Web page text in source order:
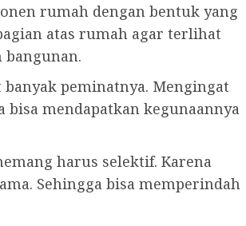
rumah dengan bentuk yang
atas rumah agar terlihat
peminatnya. Mengingat
mendapatkan kegunaannya
harus selektif. Karena
Sehingga bisa memperindah